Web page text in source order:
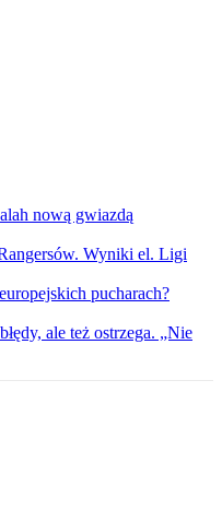
nową gwiazdą
Wyniki el. Ligi
pucharach?
ale też ostrzega. „Nie